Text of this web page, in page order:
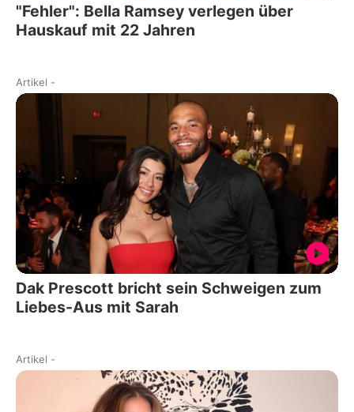
"Fehler": Bella Ramsey verlegen über
Hauskauf mit 22 Jahren
Artikel -
Dak Prescott bricht sein Schweigen zum
Liebes-Aus mit Sarah
Artikel -